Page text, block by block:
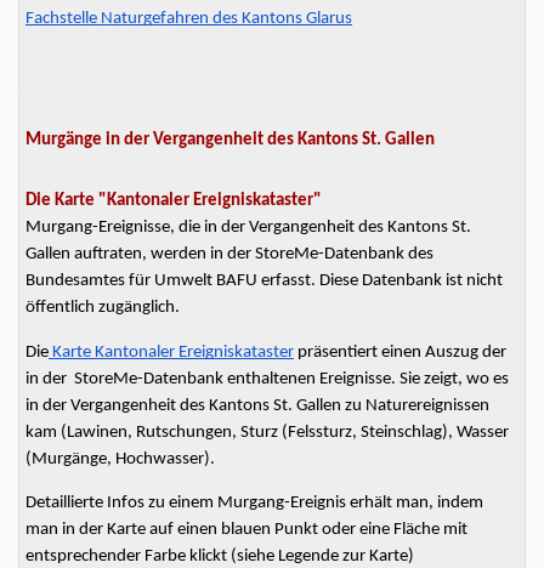
Fachstelle Naturgefahren des Kantons Glarus
Murgänge in der Vergangenheit des Kantons St. Gallen
Die Karte "Kantonaler Ereigniskataster"
Murgang-Ereignisse, die in der Vergangenheit des Kantons St.
Gallen auftraten, werden in der StoreMe-Datenbank des
Bundesamtes für Umwelt BAFU erfasst. Diese Datenbank ist nicht
öffentlich zugänglich.
Die Karte Kantonaler Ereigniskataster präsentiert einen Auszug der
in der StoreMe-Datenbank enthaltenen Ereignisse. Sie zeigt, wo es
in der Vergangenheit des Kantons St. Gallen zu Naturereignissen
kam (Lawinen, Rutschungen, Sturz (Felssturz, Steinschlag), Wasser
(Murgänge, Hochwasser).
Detaillierte Infos zu einem Murgang-Ereignis erhält man, indem
man in der Karte auf einen blauen Punkt oder eine Fläche mit
entsprechender Farbe klickt (siehe Legende zur Karte)